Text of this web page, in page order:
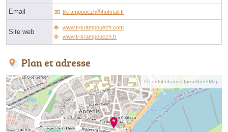
Email tikrampouezhⓐhotmail.fr
Site web
www.ti-krampouezh.com
www.ti-krampouezh.fr
Plan et adresse
© contributeurs OpenStreetMap